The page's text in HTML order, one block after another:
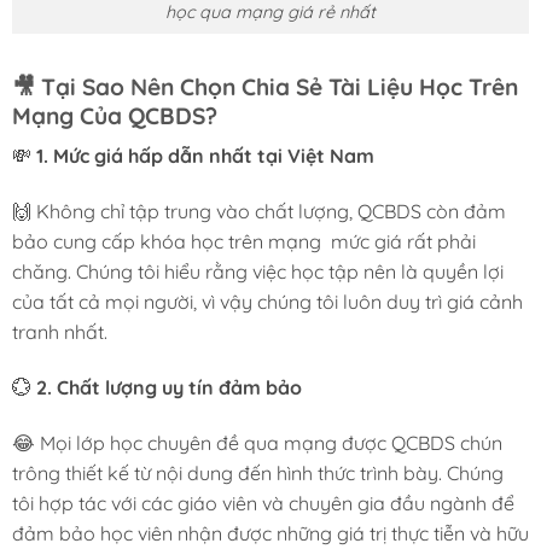
học qua mạng giá rẻ nhất
🎥 Tại Sao Nên Chọn Chia Sẻ Tài Liệu Học Trên
Mạng Của QCBDS?
💸 1. Mức giá hấp dẫn nhất tại Việt Nam
🙌 Không chỉ tập trung vào chất lượng, QCBDS còn đảm
bảo cung cấp khóa học trên mạng mức giá rất phải
chăng. Chúng tôi hiểu rằng việc học tập nên là quyền lợi
của tất cả mọi người, vì vậy chúng tôi luôn duy trì giá cảnh
tranh nhất.
💮 2. Chất lượng uy tín đảm bảo
😂 Mọi lớp học chuyên đề qua mạng được QCBDS chún
trông thiết kế từ nội dung đến hình thức trình bày. Chúng
tôi hợp tác với các giáo viên và chuyên gia đầu ngành để
đảm bảo học viên nhận được những giá trị thực tiễn và hữu